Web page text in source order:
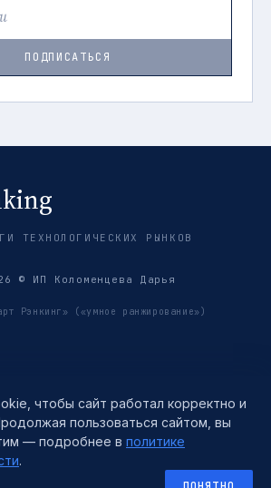
ПОДПИСАТЬСЯ
ТЕХНОЛОГИЧЕСКИХ РЫНКОВ
© ИП Коломенцева Дарья
Рэнкинг» («умное ранжирование»)
ПЕРСОНАЛЬНЫХ ДАННЫХ
чтобы сайт работал корректно и
пользоваться сайтом, вы
— подробнее в политике
.